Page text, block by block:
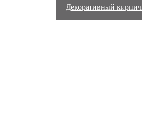
Декоративный кирпич